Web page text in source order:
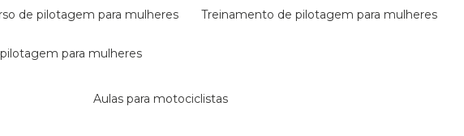
de pilotagem para mulheres treinamento de pilotagem para mulheres
pilotagem para mulheres
aulas para motociclistas